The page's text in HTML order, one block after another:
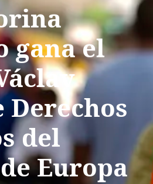
gana el
Derechos
del
Europa